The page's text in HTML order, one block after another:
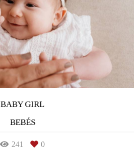
BABY GIRL
BEBÉS
241 0